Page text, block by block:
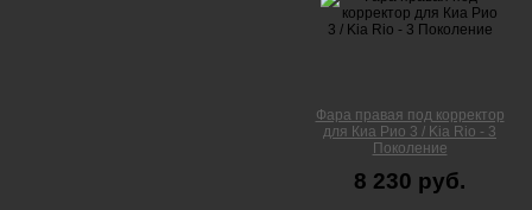
Фара правая под корректор
для Киа Рио 3 / Kia Rio - 3
Поколение
8 230 руб.